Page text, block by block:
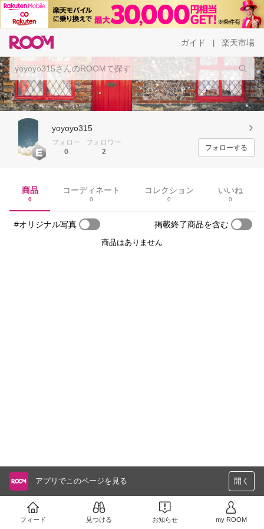
ガイド 楽天市場
yoyoyo315
フォロー
0
フォロワー
2
フォローする
商品
0
コーディネート
0
コレクション
0
いいね
0
#オリジナル写真 掲載終了商品を含む
商品はありません
アプリでこのページを見る 開く
フィード 見つける お知らせ my ROOM